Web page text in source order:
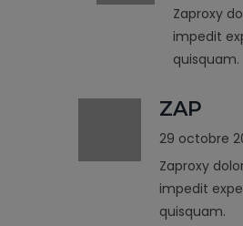
Zaproxy
impedit
quisquam.
ZAP
29 octobre
Zaproxy
impedit
quisquam.